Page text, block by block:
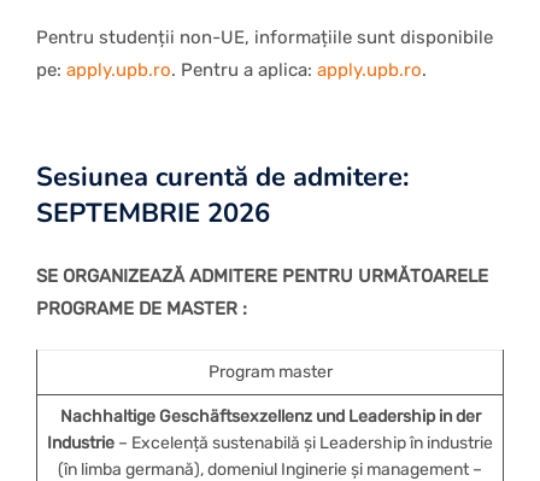
Pentru studenții non-UE, informațiile sunt disponibile
pe: apply.upb.ro. Pentru a aplica: apply.upb.ro.
Sesiunea curentă de admitere:
SEPTEMBRIE 2026
SE ORGANIZEAZĂ ADMITERE PENTRU URMĂTOARELE
PROGRAME DE MASTER :
Program master
Nachhaltige Geschäftsexzellenz und Leadership in der
Industrie – Excelență sustenabilă și Leadership în industrie
(în limba germană), domeniul Inginerie și management –